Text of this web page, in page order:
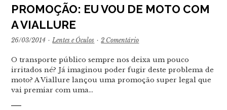
PROMOÇÃO: EU VOU DE MOTO COM
A VIALLURE
26/03/2014 · Lentes e Óculos · 2 Comentário
O transporte público sempre nos deixa um pouco
irritados né? Já imaginou poder fugir deste problema de
moto? A Viallure lançou uma promoção super legal que
vai premiar com uma…